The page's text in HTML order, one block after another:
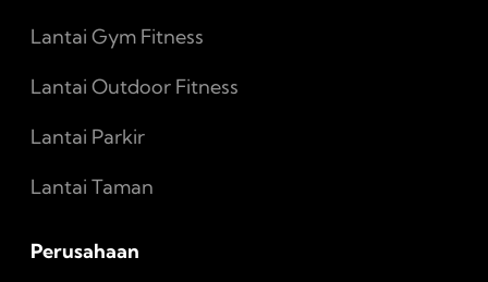
Lantai Gym Fitness
Lantai Outdoor Fitness
Lantai Parkir
Lantai Taman
Perusahaan